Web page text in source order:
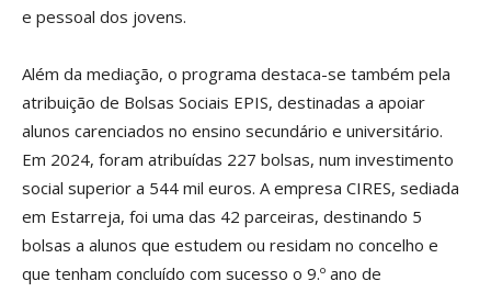
e pessoal dos jovens.
Além da mediação, o programa destaca-se também pela
atribuição de Bolsas Sociais EPIS, destinadas a apoiar
alunos carenciados no ensino secundário e universitário.
Em 2024, foram atribuídas 227 bolsas, num investimento
social superior a 544 mil euros. A empresa CIRES, sediada
em Estarreja, foi uma das 42 parceiras, destinando 5
bolsas a alunos que estudem ou residam no concelho e
que tenham concluído com sucesso o 9.º ano de